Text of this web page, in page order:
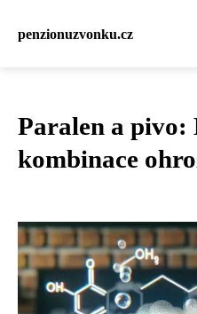
penzionuzvonku.cz
Paralen a pivo:
kombinace